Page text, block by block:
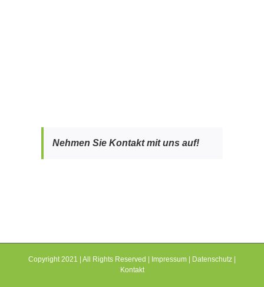
Nehmen Sie Kontakt mit uns auf!
Copyright 2021 | All Rights Reserved | Impressum Datenschutz
Kontakt